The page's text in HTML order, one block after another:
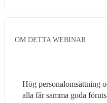
OM DETTA WEBINAR
Hög personalomsättning
alla får samma goda